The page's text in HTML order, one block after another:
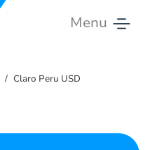
Menu
Claro Peru USD